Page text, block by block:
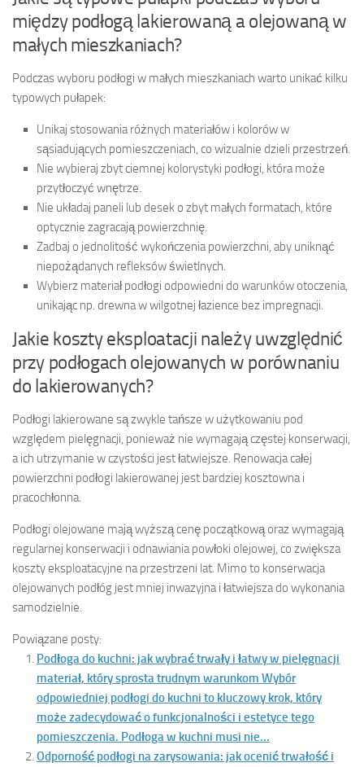
między podłogą lakierowaną a olejowaną w
małych mieszkaniach?
Podczas wyboru podłogi w małych mieszkaniach warto unikać kilku
typowych pułapek:
Unikaj stosowania różnych materiałów i kolorów w
sąsiadujących pomieszczeniach, co wizualnie dzieli przestrzeń.
Nie wybieraj zbyt ciemnej kolorystyki podłogi, która może
przytłoczyć wnętrze.
Nie układaj paneli lub desek o zbyt małych formatach, które
optycznie zagracają powierzchnię.
Zadbaj o jednolitość wykończenia powierzchni, aby uniknąć
niepożądanych refleksów świetlnych.
Wybierz materiał podłogi odpowiedni do warunków otoczenia,
unikając np. drewna w wilgotnej łazience bez impregnacji.
Jakie koszty eksploatacji należy uwzględnić
przy podłogach olejowanych w porównaniu
do lakierowanych?
Podłogi lakierowane są zwykle tańsze w użytkowaniu pod
względem pielęgnacji, ponieważ nie wymagają częstej konserwacji,
a ich utrzymanie w czystości jest łatwiejsze. Renowacja całej
powierzchni podłogi lakierowanej jest bardziej kosztowna i
pracochłonna.
Podłogi olejowane mają wyższą cenę początkową oraz wymagają
regularnej konserwacji i odnawiania powłoki olejowej, co zwiększa
koszty eksploatacyjne na przestrzeni lat. Mimo to konserwacja
olejowanych podłóg jest mniej inwazyjna i łatwiejsza do wykonania
samodzielnie.
Powiązane posty:
Podłoga do kuchni: jak wybrać trwały i łatwy w pielęgnacji
materiał, który sprosta trudnym warunkom Wybór
odpowiedniej podłogi do kuchni to kluczowy krok, który
może zadecydować o funkcjonalności i estetyce tego
pomieszczenia. Podłoga w kuchni musi nie...
Odporność podłogi na zarysowania: jak ocenić trwałość i